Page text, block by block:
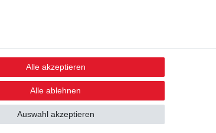
STAY CONNECTED
Alle akzeptieren
Alle ablehnen
Auswahl akzeptieren